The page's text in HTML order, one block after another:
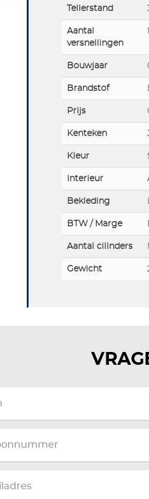
Tellerstand
Aantal
versnellingen
Bouwjaar
Brandstof
Prijs
Kenteken
Kleur
Interieur
Bekleding
BTW / Marge
Aantal cilinders
Gewicht